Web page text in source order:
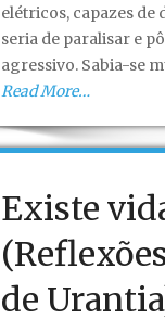
elétricos, capazes de
seria de paralisar e
agressivo. Sabia-se
Read More…
Existe
de